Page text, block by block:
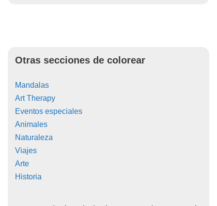
Otras secciones de colorear
Mandalas
Art Therapy
Eventos especiales
Animales
Naturaleza
Viajes
Arte
Historia